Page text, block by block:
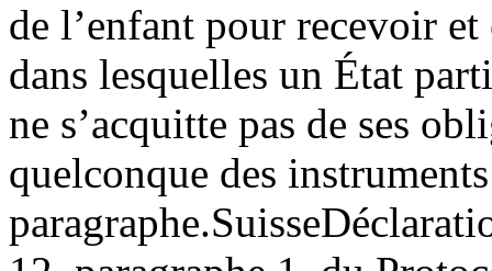
de l’enfant pour recevoir
dans lesquelles un État
ne s’acquitte pas de ses
quelconque des
paragraphe.Suisse